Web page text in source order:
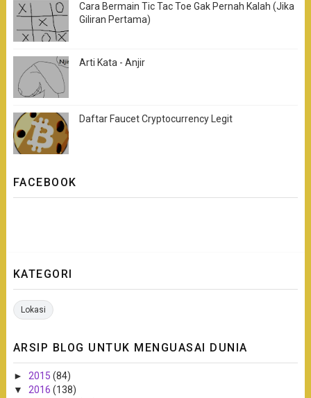
Cara Bermain Tic Tac Toe Gak Pernah Kalah (Jika
Giliran Pertama)
Arti Kata - Anjir
Daftar Faucet Cryptocurrency Legit
FACEBOOK
KATEGORI
Lokasi
ARSIP BLOG UNTUK MENGUASAI DUNIA
► 2015 (84)
▼ 2016 (138)